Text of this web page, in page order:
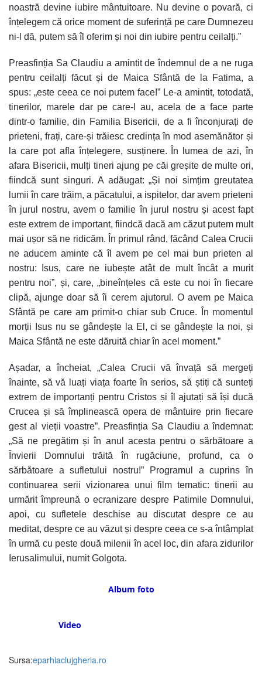
noastră devine iubire mântuitoare. Nu devine o povară, ci
înțelegem că orice moment de suferință pe care Dumnezeu
ni-l dă, putem să îl oferim și noi din iubire pentru ceilalți.”
Preasfinția Sa Claudiu a amintit de îndemnul de a ne ruga
pentru ceilalți făcut și de Maica Sfântă de la Fatima, a
spus: „este ceea ce noi putem face!” Le-a amintit, totodată,
tinerilor, marele dar pe care-l au, acela de a face parte
dintr-o familie, din Familia Bisericii, de a fi înconjurați de
prieteni, frați, care-și trăiesc credința în mod asemănător și
la care pot afla înțelegere, susținere. În lumea de azi, în
afara Bisericii, mulți tineri ajung pe căi greșite de multe ori,
fiindcă sunt singuri. A adăugat: „Și noi simțim greutatea
lumii în care trăim, a păcatului, a ispitelor, dar avem prieteni
în jurul nostru, avem o familie în jurul nostru și acest fapt
este extrem de important, fiindcă dacă am căzut putem mult
mai ușor să ne ridicăm. În primul rând, făcând Calea Crucii
ne aducem aminte că îl avem pe cel mai bun prieten al
nostru: Isus, care ne iubește atât de mult încât a murit
pentru noi”, și, care, „bineînțeles că este cu noi în fiecare
clipă, ajunge doar să îi cerem ajutorul. O avem pe Maica
Sfântă pe care am primit-o chiar sub Cruce. În momentul
morții Isus nu se gândește la El, ci se gândește la noi, și
Maica Sfântă ne este dăruită chiar în acel moment.”
Așadar, a încheiat, „Calea Crucii vă învață să mergeți
înainte, să vă luați viața foarte în serios, să știți că sunteți
extrem de importanți pentru Cristos și îl ajutați să își ducă
Crucea și să împlinească opera de mântuire prin fiecare
gest al vieții voastre”. Preasfinția Sa Claudiu a îndemnat:
„Să ne pregătim și în anul acesta pentru o sărbătoare a
Învierii Domnului trăită în rugăciune, profund, ca o
sărbătoare a sufletului nostru!” Programul a cuprins în
continuarea serii vizionarea unui film tematic: tinerii au
urmărit împreună o ecranizare despre Patimile Domnului,
apoi, cu sufletele deschise au discutat despre ce au
meditat, despre ce au văzut și despre ceea ce s-a întâmplat
în urmă cu peste două milenii în acel loc, din afara zidurilor
Ierusalimului, numit Golgota.
Album foto
Video
Sursa:eparhiaclujgherla.ro